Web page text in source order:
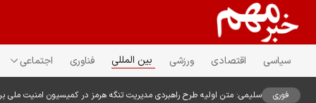
سیاسی اقتصادی ورزشی بین المللی فناوری اجتماعی
فوری سلیمی: متن اولیه طرح راهبردی مدیریت تنگه هرمز در کمیسیون امنیت ملی